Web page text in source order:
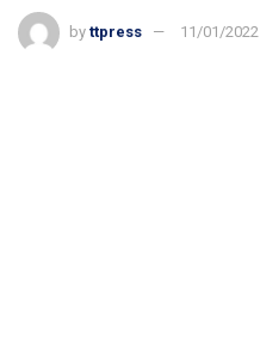
by ttpress 11/01/2022